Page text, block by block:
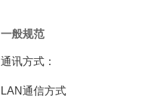
一般规范
通讯方式：
LAN通信方式